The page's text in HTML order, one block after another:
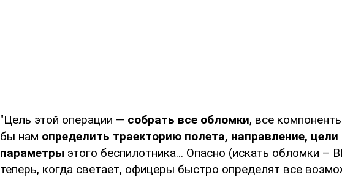
"Цель этой операции — собрать все обломки, все
бы нам определить траекторию полета, направление, цели
параметры этого беспилотника... Опасно (искать обломки –
теперь, когда светает, офицеры быстро определят все